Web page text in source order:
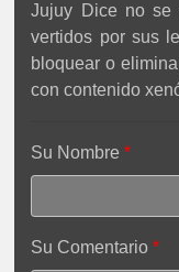
Jujuy Dice no se
vertidos por sus
bloquear o
con contenido
Su Nombre
Su Comentario